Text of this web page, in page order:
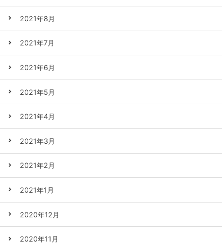
2021年8月
2021年7月
2021年6月
2021年5月
2021年4月
2021年3月
2021年2月
2021年1月
2020年12月
2020年11月